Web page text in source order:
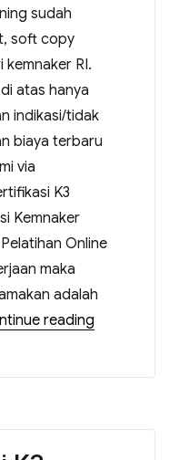
sudah
soft copy
RI.
atas hanya
indikasi/tidak
biaya terbaru
via
K3
Kemnaker
Online
maka
adalah
reading